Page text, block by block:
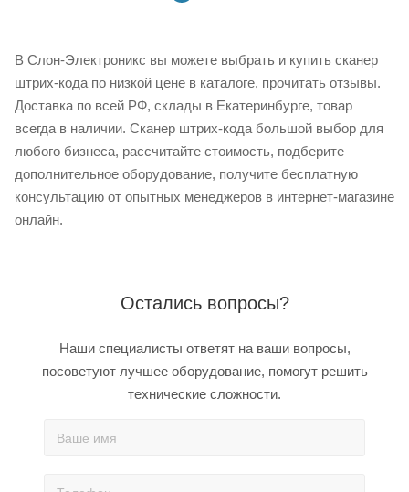
В Слон-Электроникс вы можете выбрать и купить сканер
штрих-кода по низкой цене в каталоге, прочитать отзывы.
Доставка по всей РФ, склады в Екатеринбурге, товар
всегда в наличии. Сканер штрих-кода большой выбор для
любого бизнеса, рассчитайте стоимость, подберите
дополнительное оборудование, получите бесплатную
консультацию от опытных менеджеров в интернет-магазине
онлайн.
Остались вопросы?
Наши специалисты ответят на ваши вопросы,
посоветуют лучшее оборудование, помогут решить
технические сложности.